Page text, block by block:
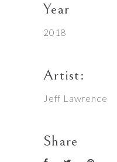
Year
2018
Artist:
Jeff Lawrence
Share